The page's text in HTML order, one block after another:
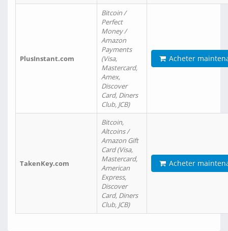
PlusInstant.com
Bitcoin /
Perfect
Money /
Amazon
Payments
(Visa,
Mastercard,
Amex,
Discover
Card, Diners
Club, JCB)
Acheter
TakenKey.com
Bitcoin,
Altcoins /
Amazon Gift
Card (Visa,
Mastercard,
American
Express,
Discover
Card, Diners
Club, JCB)
Acheter